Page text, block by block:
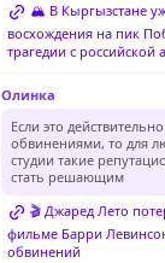
🏔️ В Кыргызстане
восхождения на пик
трагедии с российской
Олинка
Если это
обвинениями, то для
студии такие
стать решающим
🎬 Джаред Лето
фильме Барри
обвинений